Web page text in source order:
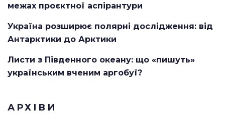
межах проєктної аспірантури
Україна розширює полярні дослідження: від
Антарктики до Арктики
Листи з Південного океану: що «пишуть»
українським вченим аргобуї?
АРХІВИ